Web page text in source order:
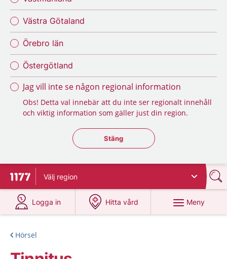
Västra Götaland
Örebro län
Östergötland
Jag vill inte se någon regional information
Obs! Detta val innebär att du inte ser regionalt innehåll
och viktig information som gäller just din region.
Stäng regionsväljaren
Stäng
Till startsidan för 1177
Välj region
Logga in
på 1177.se
Hitta vård
på 1177.se
Meny
Hörsel